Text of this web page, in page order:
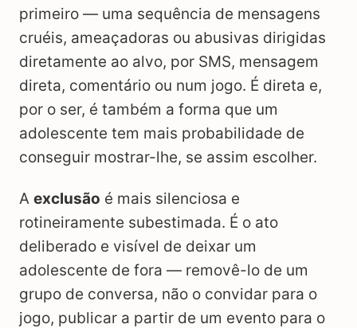
primeiro — uma sequência de mensagens
cruéis, ameaçadoras ou abusivas dirigidas
diretamente ao alvo, por SMS, mensagem
direta, comentário ou num jogo. É direta e,
por o ser, é também a forma que um
adolescente tem mais probabilidade de
conseguir mostrar-lhe, se assim escolher.
A exclusão é mais silenciosa e
rotineiramente subestimada. É o ato
deliberado e visível de deixar um
adolescente de fora — removê-lo de um
grupo de conversa, não o convidar para o
jogo, publicar a partir de um evento para o